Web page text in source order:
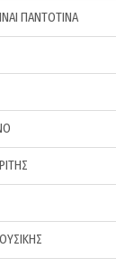
ΠΑΝΤΟΤΙΝΑ